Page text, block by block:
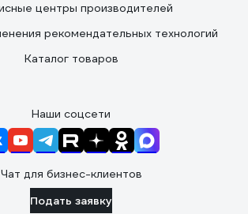
центры производителей
рекомендательных технологий
Каталог товаров
Наши соцсети
Чат для бизнес-клиентов
Подать заявку